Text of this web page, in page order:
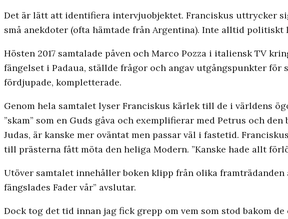
Det är lätt att identifiera intervjuobjektet. Franciskus uttrycker
små anekdoter (ofta hämtade från Argentina). Inte alltid politiskt
Hösten 2017 samtalade påven och Marco Pozza i italiensk TV
fängelset i Padaua, ställde frågor och angav utgångspunkter för
fördjupade, kompletterade.
Genom hela samtalet lyser Franciskus kärlek till de i världens
”skam” som en Guds gåva och exemplifierar med Petrus och
Judas, är kanske mer oväntat men passar väl i fastetid.
till prästerna fått möta den heliga Modern. ”Kanske hade allt
Utöver samtalet innehåller boken klipp från olika framträdanden
fängslades Fader vår” avslutar.
Dock tog det tid innan jag fick grepp om vem som stod bakom